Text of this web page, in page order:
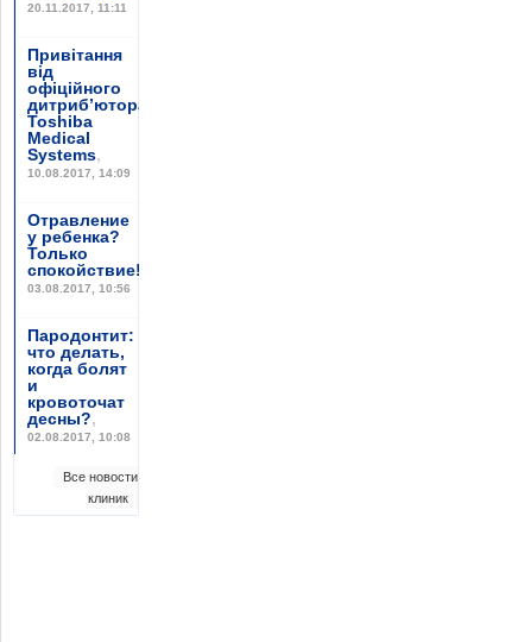
20.11.2017, 11:11
Привітання
від
офіційного
дитриб’ютора
Toshiba
Medical
Systems,
10.08.2017, 14:09
Отравление
у ребенка?
Только
спокойствие!
03.08.2017, 10:56
Пародонтит:
что делать,
когда болят
и
кровоточат
десны?,
02.08.2017, 10:08
Все новости
клиник